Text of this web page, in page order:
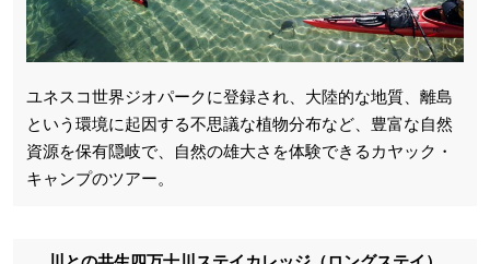
ユネスコ世界ジオパークに登録され、大陸的な地質、離島
という環境に起因する不思議な植物分布など、豊富な自然
資源を保有隠岐で、自然の雄大さを体験できるカヤック・
キャンプのツアー。